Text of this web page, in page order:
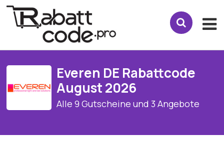
Everen DE Rabattcode
August 2026
Alle 9 Gutscheine und 3 Angebote